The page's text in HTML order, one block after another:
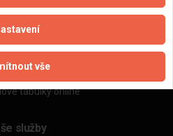
osobních údajů
souborů cookie
tabulky online
služby
vše